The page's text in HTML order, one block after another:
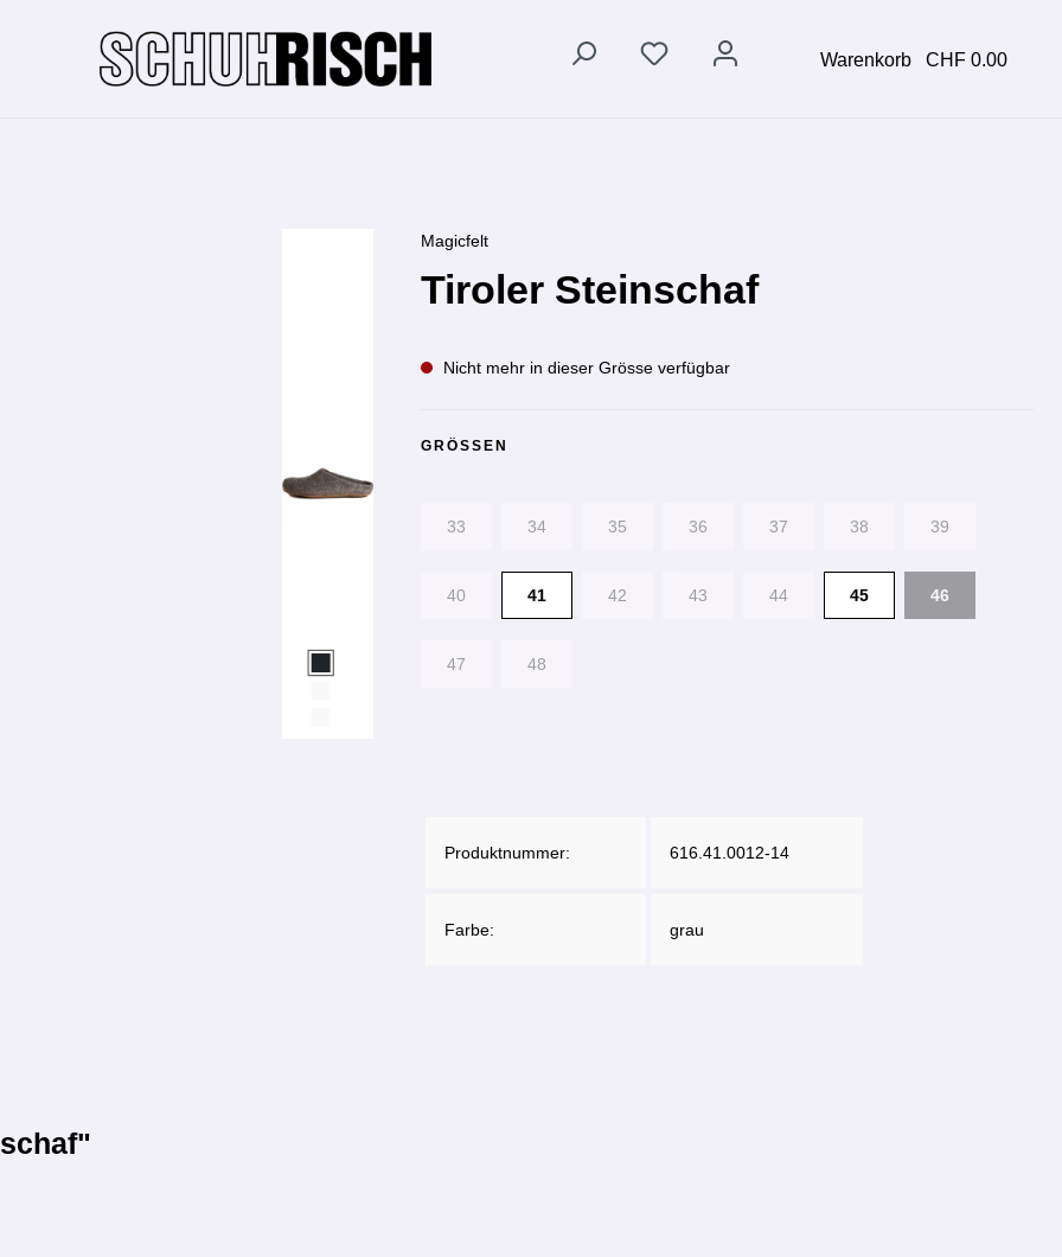
Warenkorb CHF 0.00
Magicfelt
Tiroler Steinschaf
Nicht mehr in dieser Grösse verfügbar
GRÖSSEN
33 34 35 36 37 38 39
40 41 42 43 44 45 46
47 48
Produktnummer: 616.41.0012-14
Farbe: grau